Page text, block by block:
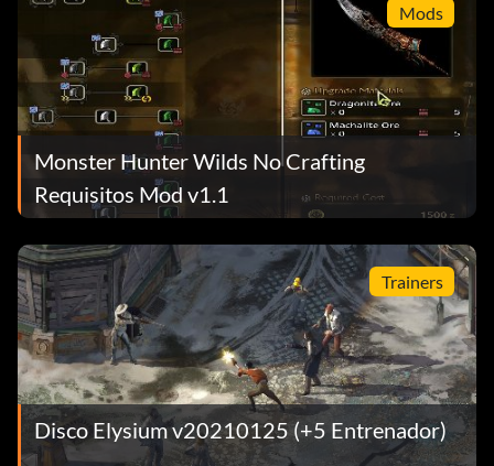
Mods
Monster Hunter Wilds No Crafting
Requisitos Mod v1.1
Trainers
Disco Elysium v20210125 (+5 Entrenador)